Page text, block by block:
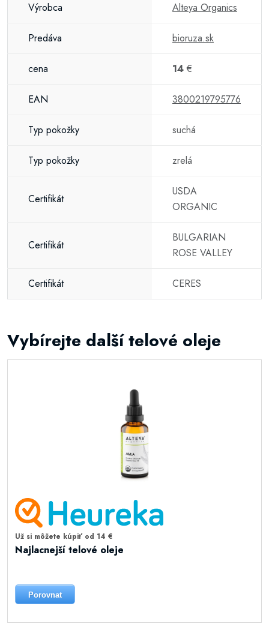
Výrobca Alteya Organics
Predáva bioruza.sk
cena 14 €
EAN 3800219795776
Typ pokožky suchá
Typ pokožky zrelá
Certifikát
USDA
ORGANIC
Certifikát
BULGARIAN
ROSE VALLEY
Certifikát CERES
Vybírejte další telové oleje
Už si môžete kúpiť od 14 €
Najlacnejší telové oleje
Porovnat